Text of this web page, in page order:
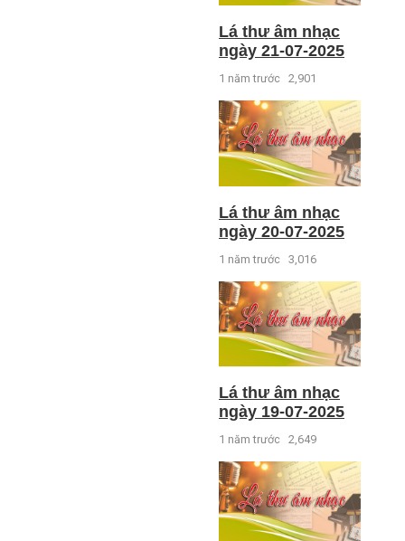
Lá thư âm nhạc
ngày 21-07-2025
1 năm trước 2,901
Lá thư âm nhạc
ngày 20-07-2025
1 năm trước 3,016
Lá thư âm nhạc
ngày 19-07-2025
1 năm trước 2,649